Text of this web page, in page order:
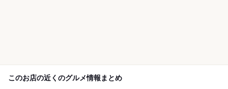
このお店の近くのグルメ情報まとめ